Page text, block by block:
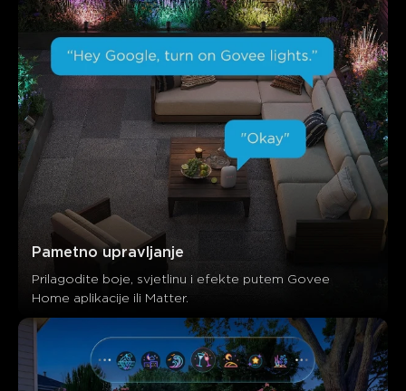
Pametno upravljanje
Prilagodite boje, svjetlinu i efekte putem Govee
Home aplikacije ili Matter.